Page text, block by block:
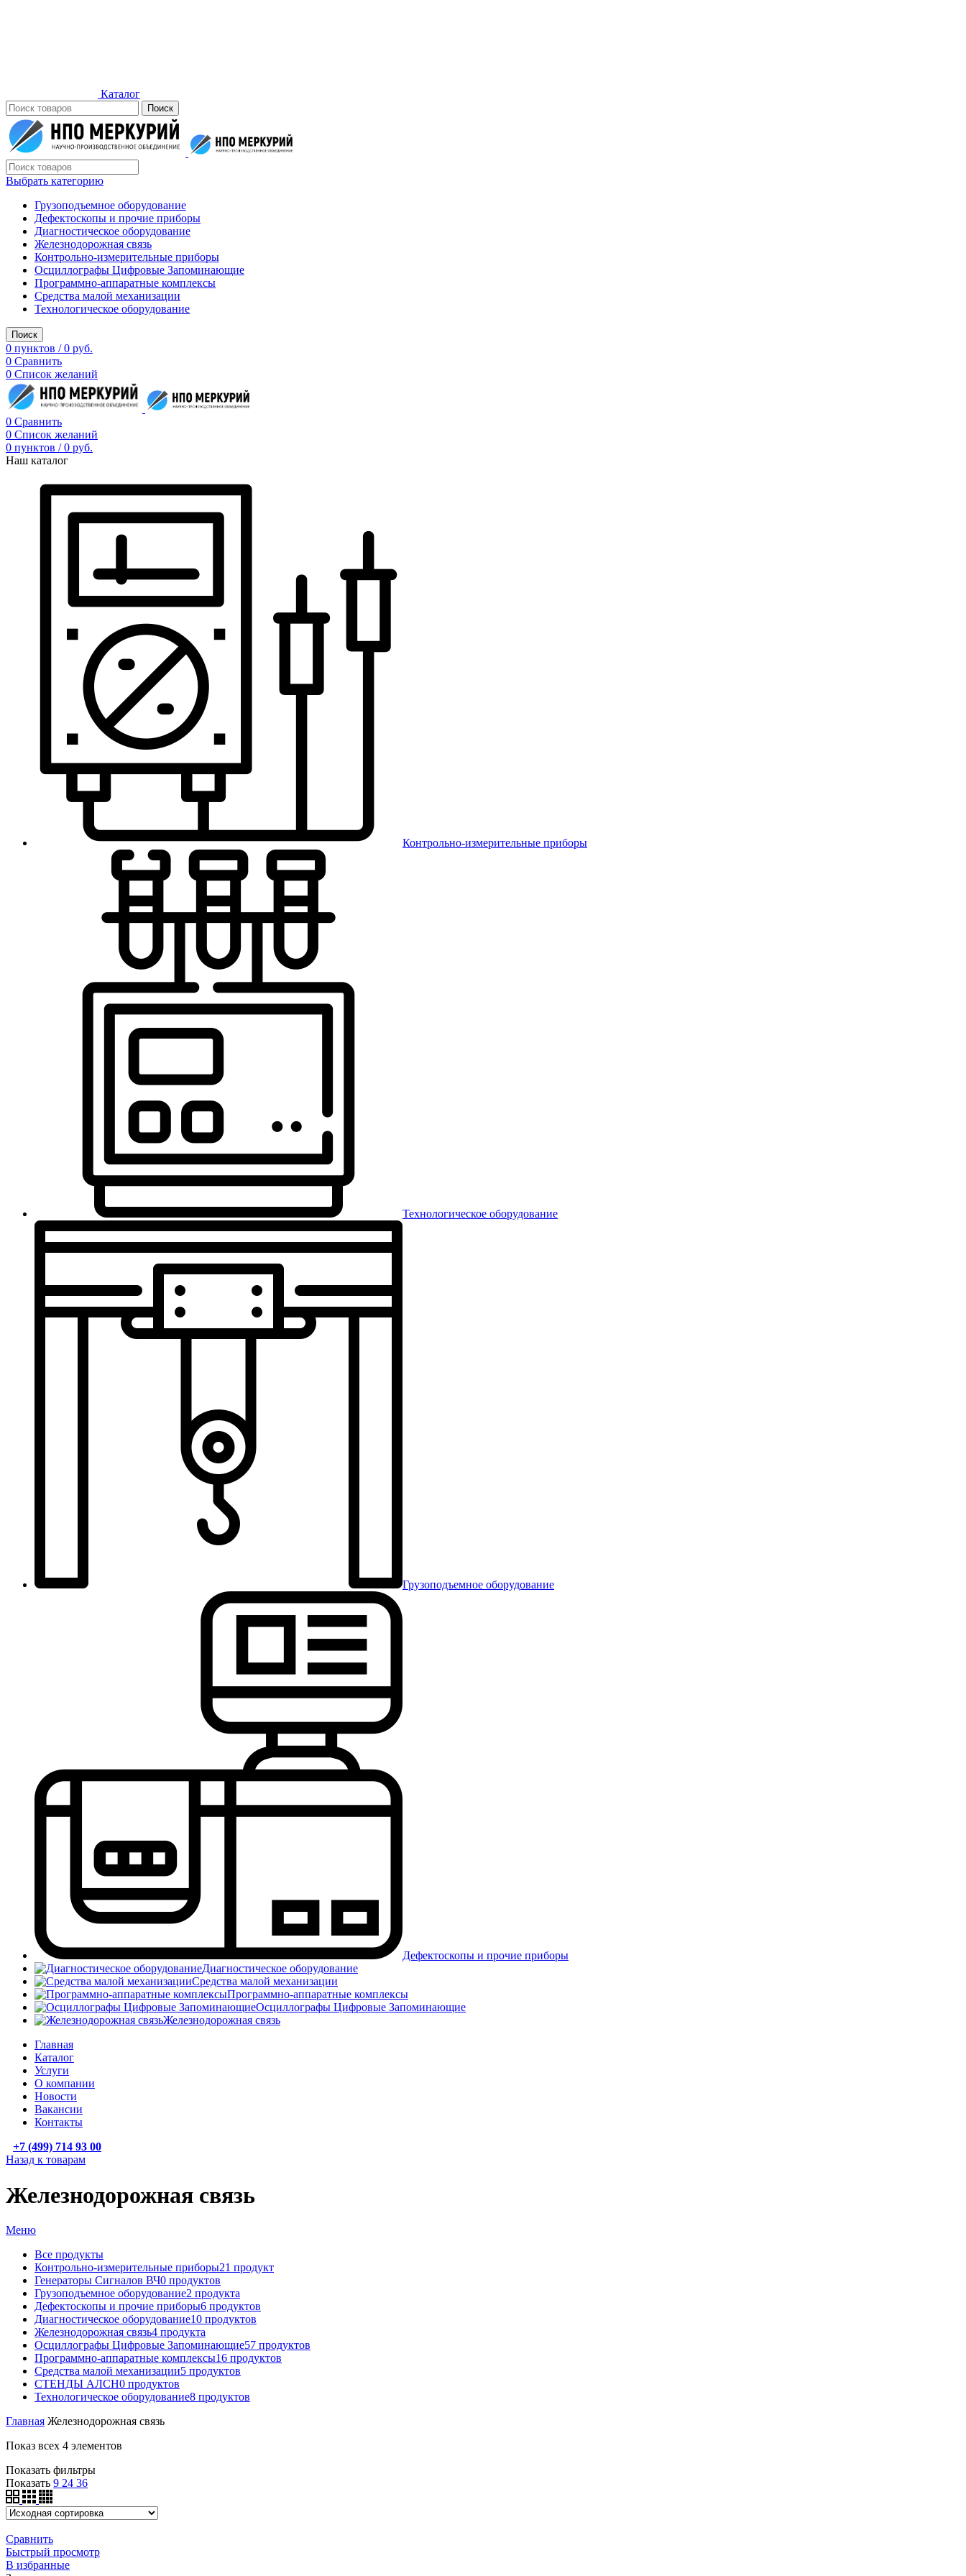
Каталог
Поиск
Выбрать категорию
Грузоподъемное оборудование
Дефектоскопы и прочие приборы
Диагностическое оборудование
Железнодорожная связь
Контрольно-измерительные приборы
Осциллографы Цифровые Запоминающие
Программно-аппаратные комплексы
Средства малой механизации
Технологическое оборудование
Поиск
0 пунктов / 0 руб.
0 Сравнить
0 Список желаний
0 Сравнить
0 Список желаний
0 пунктов / 0 руб.
Наш каталог
Контрольно-измерительные приборы
Технологическое оборудование
Грузоподъемное оборудование
Дефектоскопы и прочие приборы
Диагностическое оборудование
Средства малой механизации
Программно-аппаратные комплексы
Осциллографы Цифровые Запоминающие
Железнодорожная связь
Главная
Каталог
Услуги
О компании
Новости
Вакансии
Контакты
+7 (499) 714 93 00
Назад к товарам
Железнодорожная связь
Меню
Все продукты
Контрольно-измерительные приборы21 продукт
Генераторы Сигналов ВЧ0 продуктов
Грузоподъемное оборудование2 продукта
Дефектоскопы и прочие приборы6 продуктов
Диагностическое оборудование10 продуктов
Железнодорожная связь4 продукта
Осциллографы Цифровые Запоминающие57 продуктов
Программно-аппаратные комплексы16 продуктов
Средства малой механизации5 продуктов
СТЕНДЫ АЛСН0 продуктов
Технологическое оборудование8 продуктов
Главная Железнодорожная связь
Показ всех 4 элементов
Показать фильтры
Показать 9 24 36
Сравнить
Быстрый просмотр
В избранные